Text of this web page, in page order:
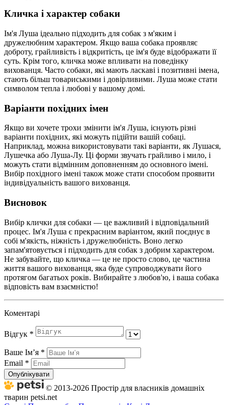
Кличка і характер собаки
Ім'я Луша ідеально підходить для собак з м'яким і
дружелюбним характером. Якщо ваша собака проявляє
доброту, грайливість і відкритість, це ім'я буде відображати її
суть. Крім того, кличка може впливати на поведінку
вихованця. Часто собаки, які мають ласкаві і позитивні імена,
стають більш товариськими і довірливими. Луша може стати
символом тепла і любові у вашому домі.
Варіанти похідних імен
Якщо ви хочете трохи змінити ім'я Луша, існують різні
варіанти похідних, які можуть підійти вашій собаці.
Наприклад, можна використовувати такі варіанти, як Лушася,
Лушечка або Луша-Лу. Ці форми звучать грайливо і мило, і
можуть стати відмінним доповненням до основного імені.
Вибір похідного імені також може стати способом проявити
індивідуальність вашого вихованця.
Висновок
Вибір клички для собаки — це важливий і відповідальний
процес. Ім'я Луша є прекрасним варіантом, який поєднує в
собі м'якість, ніжність і дружелюбність. Воно легко
запам'ятовується і підходить для собак з добрим характером.
Не забувайте, що кличка — це не просто слово, це частина
життя вашого вихованця, яка буде супроводжувати його
протягом багатьох років. Вибирайте з любов'ю, і ваша собака
відповість вам взаємністю!
Коментарі
Відгук *
Ваше Імʼя *
Email *
Опублікувати
© 2013-2026 Простір для власників домашніх
тварин petsi.net